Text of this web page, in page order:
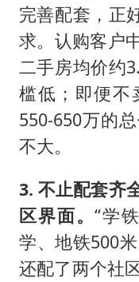
完善配套，正
求。认购客户
二手房均价约
槛低；即便不
550-650万的
不大。
3. 不止配套齐
区界面。“学
学、地铁500
还配了两个社